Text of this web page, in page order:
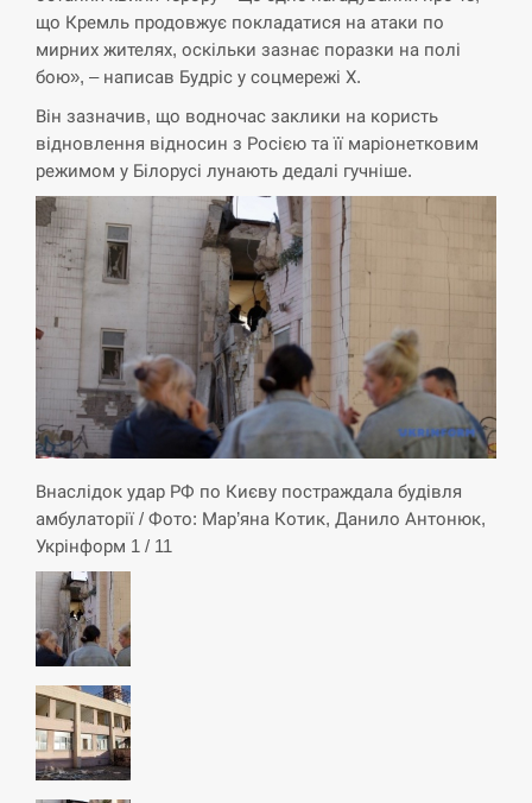
СЕРПЕНЬ
США обсуждают лицензии на Patriot для
Украины, несмотря на сомнения…
СЕРПЕНЬ
12:40
Латвія готова направити до 20 військових для
розблокування Ормузької протоки
СЕРПЕНЬ
12:23
Силы обороны поразили российскую
переправу, склады и другие важные объекты…
СЕРПЕНЬ
У США зафіксували рекордний спалах
циклоспорозу, захворіли понад 10 тисяч…
СЕРПЕНЬ
11:53
Под огнем “Эпицентр”, ROZETKA и “Новая
почта”: что известно об…
СЕРПЕНЬ
11:40
У зоопарку Токіо через спеку загинули три
левиці
що Кремль продовжує покладатися на атаки по
мирних жителях, оскільки зазнає поразки на полі
бою», – написав Будріс у соцмережі Х.
Він зазначив, що водночас заклики на користь
відновлення відносин з Росією та її маріонетковим
режимом у Білорусі лунають дедалі гучніше.
Внаслідок удар РФ по Києву постраждала будівля
амбулаторії / Фото: Мар’яна Котик, Данило Антонюк,
Укрінформ 1 / 11